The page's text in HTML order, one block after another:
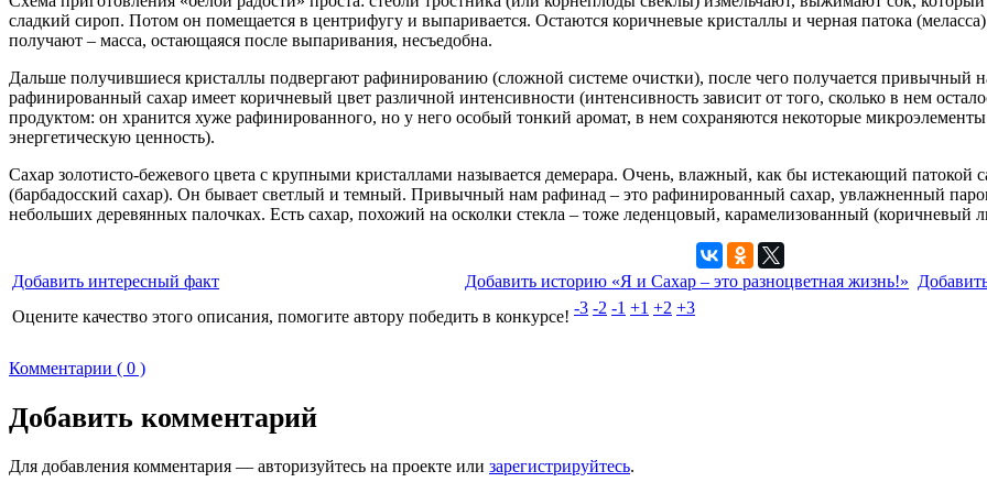
сладкий сироп. Потом он помещается в центрифугу и выпаривается. Остаются коричневые кристаллы и черная патока
получают – масса, остающаяся после выпаривания, несъедобна.
Дальше получившиеся кристаллы подвергают рафинированию (сложной системе очистки), после чего получается
рафинированный сахар имеет коричневый цвет различной интенсивности (интенсивность зависит от того, сколько в нем
продуктом: он хранится хуже рафинированного, но у него особый тонкий аромат, в нем сохраняются некоторые микроэлементы
энергетическую ценность).
Сахар золотисто-бежевого цвета с крупными кристаллами называется демерара. Очень, влажный, как бы истекающий
(барбадосский сахар). Он бывает светлый и темный. Привычный нам рафинад – это рафинированный сахар, увлажненный
небольших деревянных палочках. Есть сахар, похожий на осколки стекла – тоже леденцовый, карамелизованный (коричневый
Добавить интересный факт Добавить историю «Я и Сахар – это разноцветная жизнь!»
Оцените качество этого описания, помогите автору победить в конкурсе! -3 -2 -1 +1 +2 +3
Комментарии ( 0 )
Добавить комментарий
Для добавления комментария — авторизуйтесь на проекте или зарегистрируйтесь.